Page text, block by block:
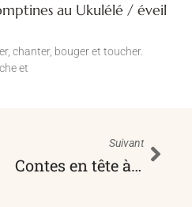
au Ukulélé / éveil
chanter, bouger et toucher.
et
Suivant
Contes en tête à tête